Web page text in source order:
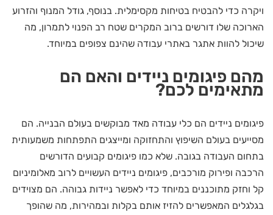
ויקרה כדי להבטיח בטיחות מקסימלית. בנוסף, גודל המנוף והזרוע
הארוכה שלו דורשים ברוב המקרים שטח רב הפנוי לתמרון, מה
שיכול להוות אתגר באתרי עבודה שהינם צפופים במיוחד.
מהם פיגומים ניידים והאם הם
מתאימים לכם?
פיגומים ניידים הם כלי עבודה מאד מבוקשים בעולם הבנייה. הם
מסייעים בעולם השיפוץ והתחזוקה ומייצגים התפתחות משמעותית
בתחום העבודה בגובה. שלא כמו פיגומים קבועים הדורשים
הרכבה ופירוק מורכבים, פיגומים ניידים העשויים לרוב מאלומיניום
קל וחזק מתוכננים במיוחד כדי לאפשר ניידות גבוהה. הם מצוידים
בגלגלים המאפשרים להזיז אותם בקלות ובמהירות, מה שהופך